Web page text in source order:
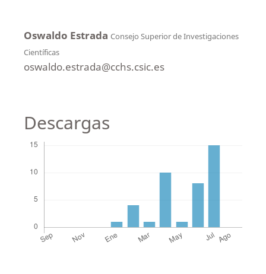
Oswaldo Estrada Consejo Superior de Investigaciones
Científicas
oswaldo.estrada@cchs.csic.es
Descargas